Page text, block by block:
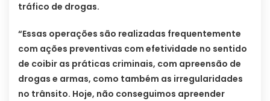
tráfico de drogas.
“Essas operações são realizadas frequentemente
com ações preventivas com efetividade no sentido
de coibir as práticas criminais, com apreensão de
drogas e armas, como também as irregularidades
no trânsito. Hoje, não conseguimos apreender